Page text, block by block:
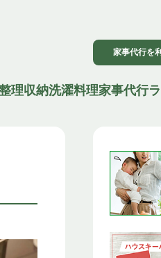
家事代行を
理収納洗濯料理家事代行